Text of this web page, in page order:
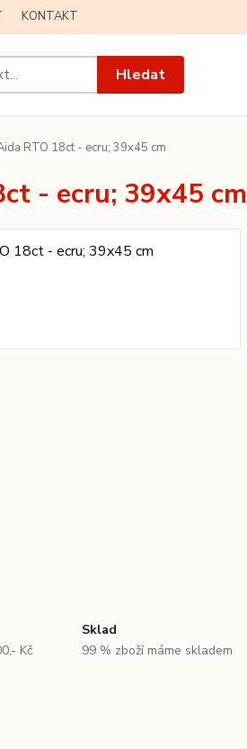
KONTAKT
Hledat
RTO 18ct - ecru; 39x45 cm
- ecru; 39x45 cm
Kč
Sklad
99 % zboží máme skladem